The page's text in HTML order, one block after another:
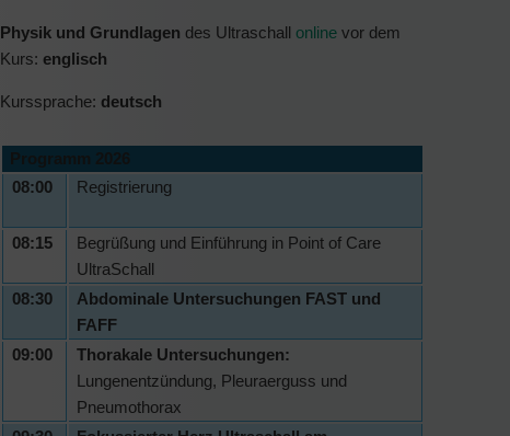
Physik und Grundlagen des Ultraschall online vor dem
Kurs: englisch
Kurssprache: deutsch
Programm 2026
08:00
Registrierung
08:15
Begrüßung und Einführung in Point of Care
UltraSchall
08:30
Abdominale Untersuchungen FAST und
FAFF
09:00
Thorakale Untersuchungen:
Lungenentzündung, Pleuraerguss und
Pneumothorax